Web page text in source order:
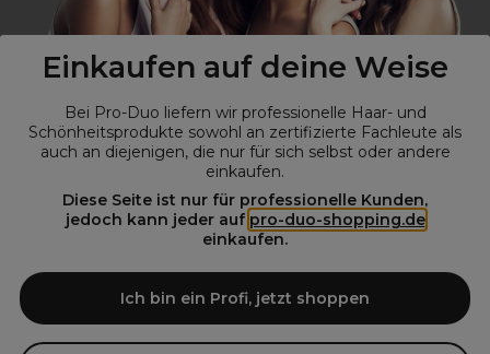
Einkaufen auf deine Weise
Bei Pro-Duo liefern wir professionelle Haar- und
Schönheitsprodukte sowohl an zertifizierte Fachleute als
auch an diejenigen, die nur für sich selbst oder andere
einkaufen.
Diese Seite ist nur für professionelle Kunden,
jedoch kann jeder auf pro-duo-shopping.de
einkaufen.
Ich bin ein Profi, jetzt shoppen
© Alle Rechte vorbehalten © Pro-Duo2026
Pro-Duo ist Ihr zuverlässiger Partner für hochwertige Produkte im
hochwertigen Produkte, von der Haarpflege über das Make-up bis hin
zu Spezialwerkzeugen, sind so konzipiert, dass sie die Erwartungen
von Friseursalons und Kosmetikstudios übertreffen. Verlassen Sie sich
auf Pro-Duo für erstklassige Qualität und zeitgemäße Lösungen.